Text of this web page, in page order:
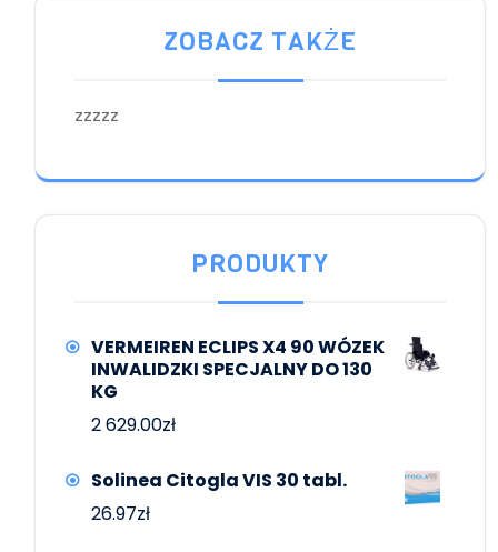
ZOBACZ TAKŻE
zzzzz
PRODUKTY
VERMEIREN ECLIPS X4 90 WÓZEK
INWALIDZKI SPECJALNY DO 130
KG
2 629.00zł
Solinea Citogla VIS 30 tabl.
26.97zł